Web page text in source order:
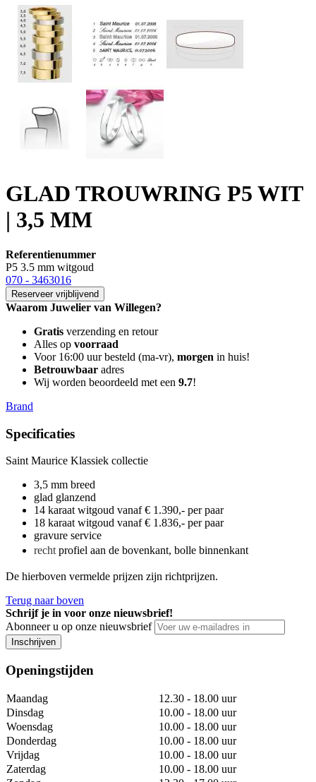
GLAD TROUWRING P5 WIT
| 3,5 MM
Referentienummer
P5 3.5 mm witgoud
070 - 3463016
Reserveer vrijblijvend
Waarom Juwelier van Willegen?
Gratis verzending en retour
Alles op voorraad
Voor 16:00 uur besteld (ma-vr), morgen in huis!
Betrouwbaar adres
Wij worden beoordeeld met een 9.7!
Brand
Specificaties
Saint Maurice Klassiek collectie
3,5 mm breed
glad glanzend
14 karaat witgoud vanaf € 1.390,- per paar
18 karaat witgoud vanaf € 1.836,- per paar
gravure service
recht profiel aan de bovenkant, bolle binnenkant
De hierboven vermelde prijzen zijn richtprijzen.
Terug naar boven
Schrijf je in voor onze nieuwsbrief!
Abonneer u op onze nieuwsbrief
Inschrijven
Openingstijden
Maandag
12.30 - 18.00 uur
Dinsdag
10.00 - 18.00 uur
Woensdag
10.00 - 18.00 uur
Donderdag
10.00 - 18.00 uur
Vrijdag
10.00 - 18.00 uur
Zaterdag
10.00 - 18.00 uur